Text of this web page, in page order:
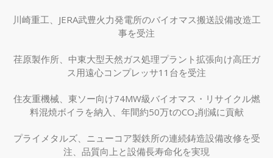
川崎重工、JERA武豊火力発電所のバイオマス搬送設備改造工
事を受注
荏原製作所、中東大型天然ガス処理プラント拡張向け高圧ガ
ス用遠心コンプレッサ11台を受注
住友重機械、東ソー向け74MW級バイオマス・リサイクル燃
料混焼ボイラを納入、年間約50万tのCO₂削減に貢献
プライメタルズ、ニューコア製鉄所の連続鋳造設備改修を受
注、品質向上と設備長寿命化を実現